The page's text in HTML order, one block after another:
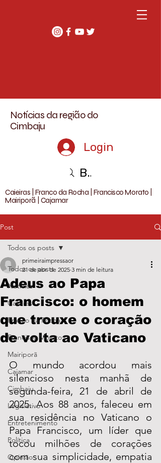
Notícias da região do
Cimbaju
Login
Buscar
Caieiras | Franco da Rocha | Francisco Morato |
Mairiporã | Cajamar
Post
Todos os posts
Notícias
Caieiras
Franco da Rocha
Francisco Morato
Mairiporã
Cajamar
Cimbaju
Legislativo
Entretenimento
Política
Opinião
Todos os posts
Adeus ao Papa
Francisco: o homem
que trouxe o coração
de volta ao Vaticano
primeiraimpressaor
21 de abr. de 2025 3 min de leitura
O mundo acordou mais
silencioso nesta manhã de
segunda-feira, 21 de abril de
2025. Aos 88 anos, faleceu em
sua residência no Vaticano o
Papa Francisco, um líder que
tocou milhões de corações
com sua simplicidade, empatia